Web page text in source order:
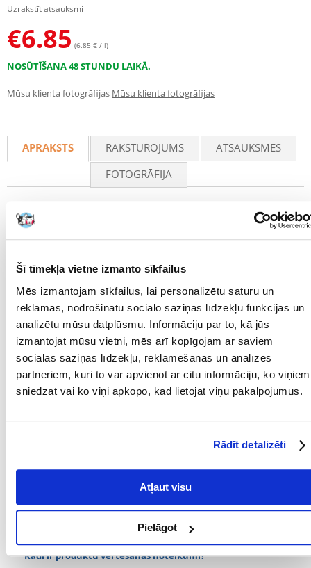
Šī tīmekļa vietne izmanto sīkfailus
Mēs izmantojam sīkfailus, lai personalizētu saturu un
reklāmas, nodrošinātu sociālo saziņas līdzekļu funkcijas un
analizētu mūsu datplūsmu. Informāciju par to, kā jūs
izmantojat mūsu vietni, mēs arī kopīgojam ar saviem
sociālās saziņas līdzekļu, reklamēšanas un analīzes
partneriem, kuri to var apvienot ar citu informāciju, ko viņiem
sniedzat vai ko viņi apkopo, kad lietojat viņu pakalpojumus.
Rādīt detalizēti
Atļaut visu
Pielāgot
Uzrakstīt atsauksmi
€6.85 (6.85 € / l)
NOSŪTĪŠANA 48 STUNDU LAIKĀ.
Mūsu klienta fotogrāfijas Mūsu klienta fotogrāfijas
APRAKSTS RAKSTUROJUMS
ATSAUKSMES
FOTOGRĀFIJA
svarīgās uzturvielas un vitamīnus, kas nodrošina pareizu augšanu un
lielisku kondīciju. Augstā barības biopieejamība nodrošina, ka ūdenī
litrs.
"Sastāvs
Augu olbaltumvielu ekstrakti, graudaugi, augu izcelsmes produkti,
eļļas un tauki, minerālvielas, raugs.
Analīze
Kopproteīns 29%, kopproteīns 4%, kopta tauki 4%, kopšķiedra 2%,
mitruma saturs 7%.
Vitamīni: D3 vitamīns 1714 SV/kg. Skābuma regulatori: Citronskābe 274
(KG):
Kādi ir produktu vērtēšanas noteikumi?